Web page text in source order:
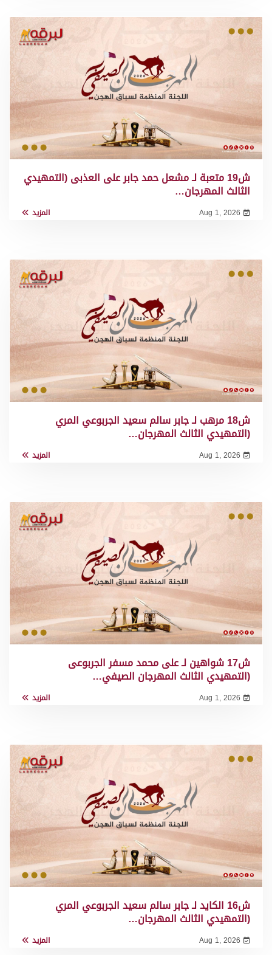
ش19 متعبة لـ مشعل حمد جابر على العذبى (التمهيدي
الثالث المهرجان…
Aug 1, 2026 المزيد
ش18 مرهب لـ جابر سالم سعيد الجربوعي المري
(التمهيدي الثالث المهرجان…
Aug 1, 2026 المزيد
ش17 شواهين لـ على محمد مسفر الجربوعى
(التمهيدي الثالث المهرجان الصيفي…
Aug 1, 2026 المزيد
ش16 الكايد لـ جابر سالم سعيد الجربوعي المري
(التمهيدي الثالث المهرجان…
Aug 1, 2026 المزيد